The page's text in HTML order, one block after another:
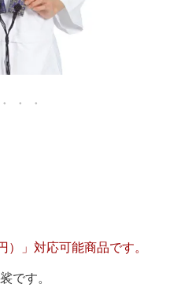
」対応可能商品です。
です。